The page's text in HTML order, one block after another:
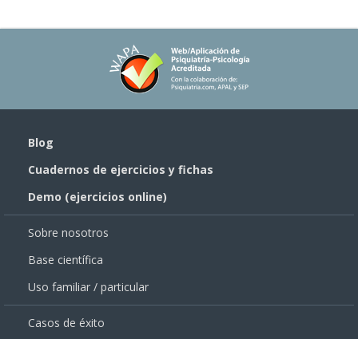
Blog
Cuadernos de ejercicios y fichas
Demo (ejercicios online)
Sobre nosotros
Base científica
Uso familiar / particular
Casos de éxito